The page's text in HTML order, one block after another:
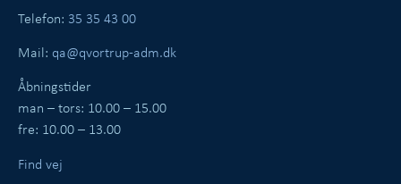
Telefon: 35 35 43 00
Mail: qa@qvortrup-adm.dk
Åbningstider
man – tors: 10.00 – 15.00
fre: 10.00 – 13.00
Find vej